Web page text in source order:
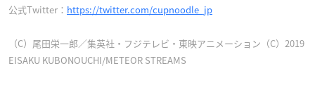
公式Twitter： https://twitter.com/cupnoodle_jp
（C）尾田栄一郎／集英社・フジテレビ・東映アニメーション（C）2019
EISAKU KUBONOUCHI/METEOR STREAMS